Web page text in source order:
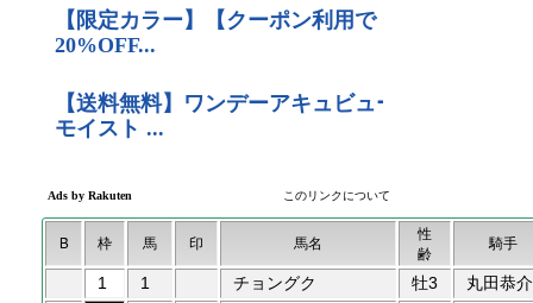
B 枠 馬 印 馬名
性
齢
騎手
1 1 チョングク 牡3
丸田恭介